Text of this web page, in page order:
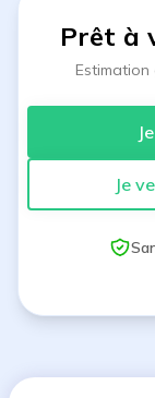
Prêt à
Je